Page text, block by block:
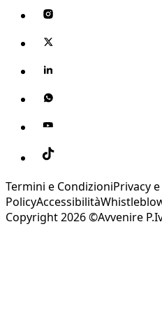
Termini e CondizioniPrivacy
PolicyAccessibilità
Copyright 2026 ©Avvenire